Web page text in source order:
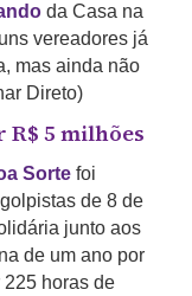
da Casa na
vereadores já
mas ainda não
Direto)
R$ 5 milhões
Sorte foi
de 8 de
junto aos
de um ano por
horas de